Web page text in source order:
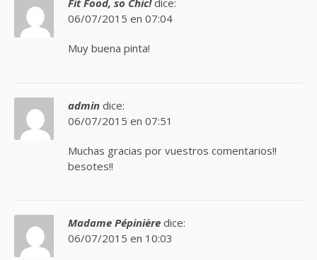
Fit Food, so Chic! dice:
06/07/2015 en 07:04
Muy buena pinta!
admin dice:
06/07/2015 en 07:51
Muchas gracias por vuestros comentarios!!
besotes!!
Madame Pépinière dice:
06/07/2015 en 10:03